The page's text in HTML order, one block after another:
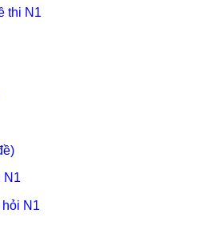
thi N1
N1
N1